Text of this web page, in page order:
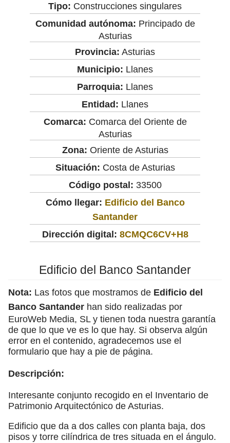
Tipo: Construcciones singulares
Comunidad autónoma: Principado de
Asturias
Provincia: Asturias
Municipio: Llanes
Parroquia: Llanes
Entidad: Llanes
Comarca: Comarca del Oriente de
Asturias
Zona: Oriente de Asturias
Situación: Costa de Asturias
Código postal: 33500
Cómo llegar: Edificio del Banco
Santander
Dirección digital: 8CMQC6CV+H8
Edificio del Banco Santander
Nota: Las fotos que mostramos de Edificio del
Banco Santander han sido realizadas por
EuroWeb Media, SL y tienen toda nuestra garantía
de que lo que ve es lo que hay. Si observa algún
error en el contenido, agradecemos use el
formulario que hay a pie de página.
Descripción:
Interesante conjunto recogido en el Inventario de
Patrimonio Arquitectónico de Asturias.
Edificio que da a dos calles con planta baja, dos
pisos y torre cilíndrica de tres situada en el ángulo.